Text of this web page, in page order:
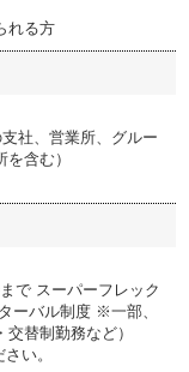
れる方
社、営業所、グルー
含む）
で スーパーフレック
ーバル制度 ※一部、
替制勤務など）
い。